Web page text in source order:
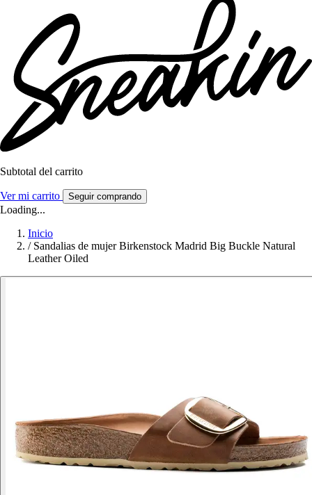
Subtotal del carrito
Ver mi carrito Seguir comprando
Loading...
Inicio
/ Sandalias de mujer Birkenstock Madrid Big Buckle Natural
Leather Oiled